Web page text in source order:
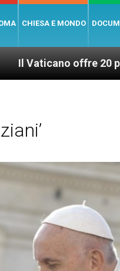
CHIESA E MONDO
20 punti per un